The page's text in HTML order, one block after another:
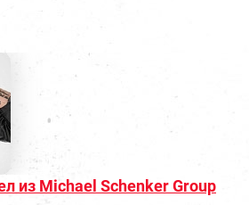
из Michael Schenker Group